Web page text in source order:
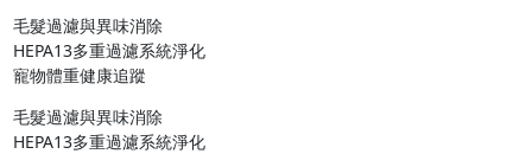
毛髮過濾與異味消除
HEPA13多重過濾系統淨化
寵物體重健康追蹤
毛髮過濾與異味消除
HEPA13多重過濾系統淨化